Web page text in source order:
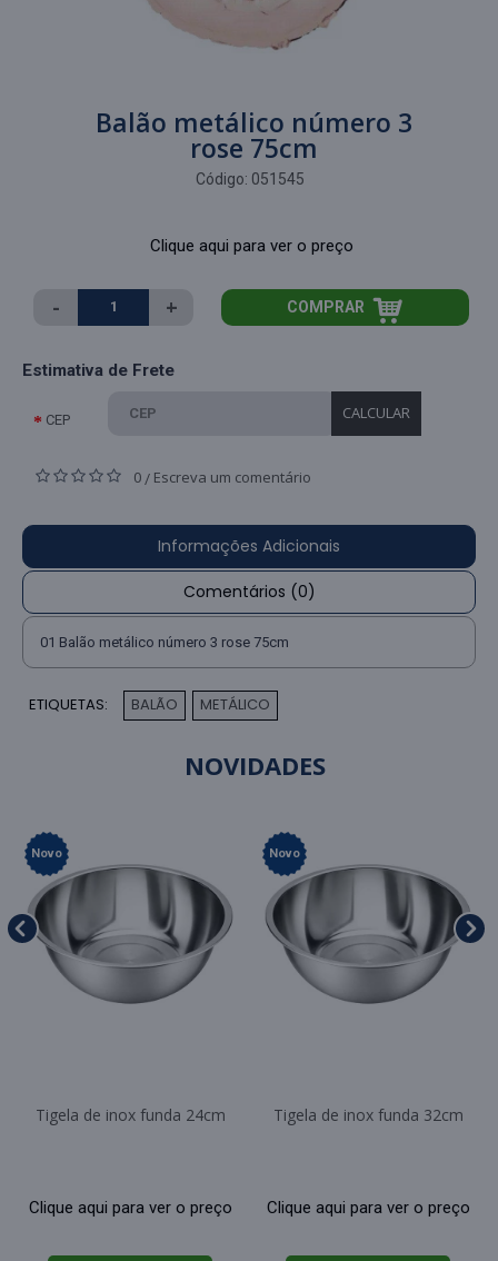
Balão metálico número 3
rose 75cm
Código: 051545
Clique aqui para ver o preço
- + COMPRAR
Estimativa de Frete
CEP CALCULAR
0 / Escreva um comentário
Informações Adicionais
Comentários (0)
01 Balão metálico número 3 rose 75cm
ETIQUETAS: BALÃO METÁLICO
NOVIDADES
Novo
Tigela de inox funda 24cm
Clique aqui para ver o preço
Novo
Tigela de inox funda 32cm
Clique aqui para ver o preço